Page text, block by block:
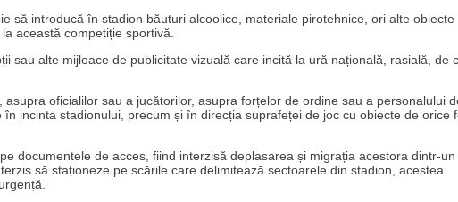
să introducă în stadion băuturi alcoolice, materiale pirotehnice, ori alte obiecte
această competiție sportivă.
sau alte mijloace de publicitate vizuală care incită la ură națională, rasială, de
oficialilor sau a jucătorilor, asupra forțelor de ordine sau a personalului
incinta stadionului, precum și în direcția suprafeței de joc cu obiecte de orice
documentele de acces, fiind interzisă deplasarea și migrația acestora dintr-un
să staționeze pe scările care delimitează sectoarele din stadion, acestea